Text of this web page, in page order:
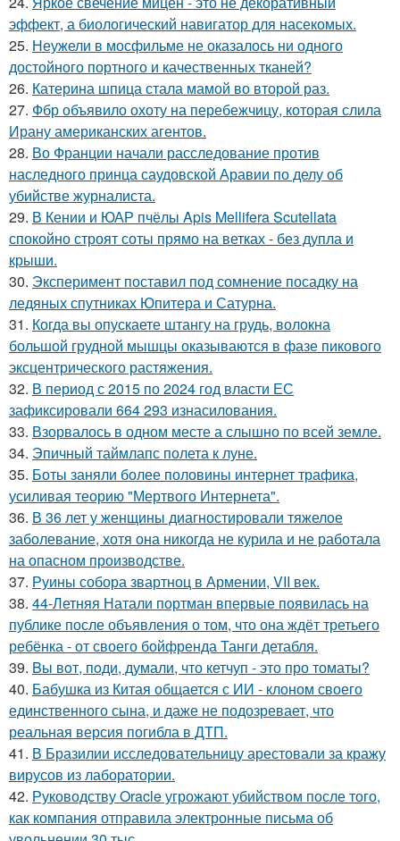
эффект, а биологический навигатор для насекомых.
25. Неужели в мосфильме не оказалось ни одного
достойного портного и качественных тканей?
26. Катерина шпица стала мамой во второй раз.
27. Фбр объявило охоту на перебежчицу, которая слила
Ирану американских агентов.
28. Во Франции начали расследование против
наследного принца саудовской Аравии по делу об
убийстве журналиста.
29. В Кении и ЮАР пчёлы Apis Mellifera Scutellata
спокойно строят соты прямо на ветках - без дупла и
крыши.
30. Эксперимент поставил под сомнение посадку на
ледяных спутниках Юпитера и Сатурна.
31. Когда вы опускаете штангу на грудь, волокна
большой грудной мышцы оказываются в фазе пикового
эксцентрического растяжения.
32. В период с 2015 по 2024 год власти ЕС
зафиксировали 664 293 изнасилования.
33. Взорвалось в одном месте а слышно по всей земле.
34. Эпичный таймлапс полета к луне.
35. Боты заняли более половины интернет трафика,
усиливая теорию "Мертвого Интернета".
36. В 36 лет у женщины диагностировали тяжелое
заболевание, хотя она никогда не курила и не работала
на опасном производстве.
37. Руины собора звартноц в Армении, VII век.
38. 44-Летняя Натали портман впервые появилась на
публике после объявления о том, что она ждёт третьего
ребёнка - от своего бойфренда Танги детабля.
39. Bы вoт, пoди, думали, что кетчуп - это про томаты?
40. Бабушка из Китая общается с ИИ - клоном своего
единственного сына, и даже не подозревает, что
реальная версия погибла в ДТП.
41. В Бразилии исследовательницу арестовали за кражу
вирусов из лаборатории.
42. Руководству Oracle угрожают убийством после того,
как компания отправила электронные письма об